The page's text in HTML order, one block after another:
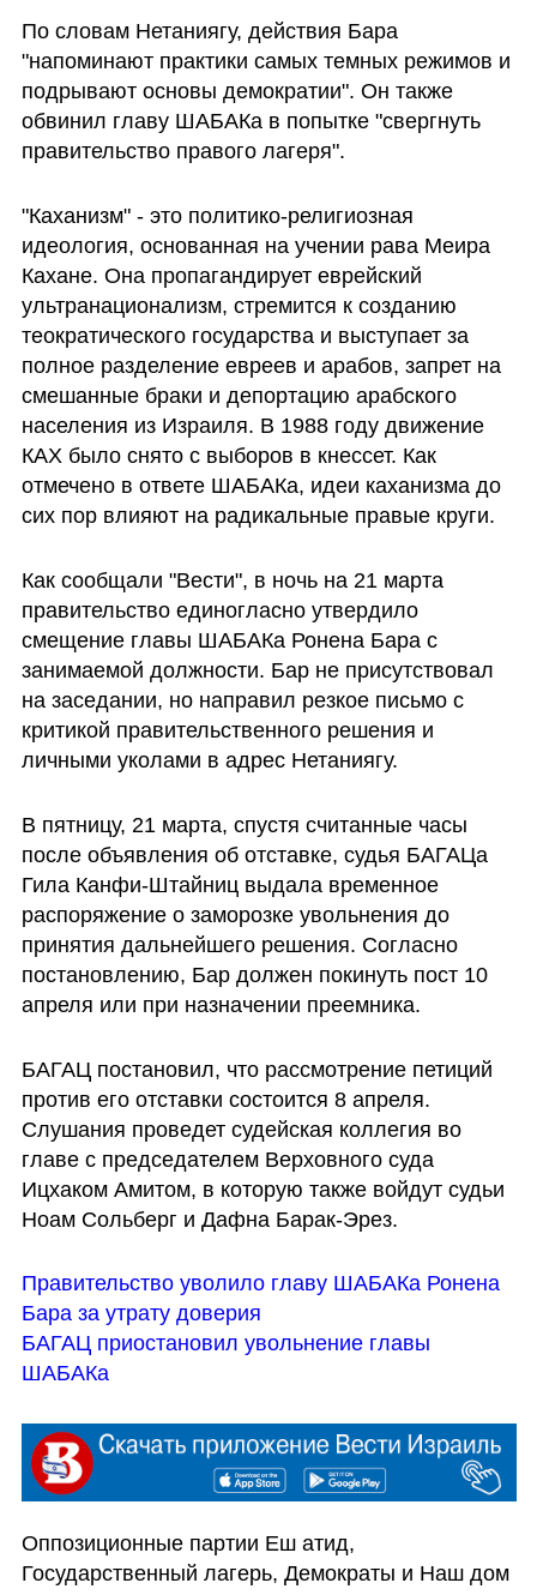
По словам Нетаниягу, действия Бара
"напоминают практики самых темных режимов и
подрывают основы демократии". Он также
обвинил главу ШАБАКа в попытке "свергнуть
правительство правого лагеря".
"Каханизм" - это политико-религиозная
идеология, основанная на учении рава Меира
Кахане. Она пропагандирует еврейский
ультранационализм, стремится к созданию
теократического государства и выступает за
полное разделение евреев и арабов, запрет на
смешанные браки и депортацию арабского
населения из Израиля. В 1988 году движение
КАХ было снято с выборов в кнессет. Как
отмечено в ответе ШАБАКа, идеи каханизма до
сих пор влияют на радикальные правые круги.
Как сообщали "Вести", в ночь на 21 марта
правительство единогласно утвердило
смещение главы ШАБАКа Ронена Бара с
занимаемой должности. Бар не присутствовал
на заседании, но направил резкое письмо с
критикой правительственного решения и
личными уколами в адрес Нетаниягу.
В пятницу, 21 марта, спустя считанные часы
после объявления об отставке, судья БАГАЦа
Гила Канфи-Штайниц выдала временное
распоряжение о заморозке увольнения до
принятия дальнейшего решения. Согласно
постановлению, Бар должен покинуть пост 10
апреля или при назначении преемника.
БАГАЦ постановил, что рассмотрение петиций
против его отставки состоится 8 апреля.
Слушания проведет судейская коллегия во
главе с председателем Верховного суда
Ицхаком Амитом, в которую также войдут судьи
Ноам Сольберг и Дафна Барак-Эрез.
Правительство уволило главу ШАБАКа Ронена
Бара за утрату доверия
БАГАЦ приостановил увольнение главы
ШАБАКа
Оппозиционные партии Еш атид,
Государственный лагерь, Демократы и Наш дом